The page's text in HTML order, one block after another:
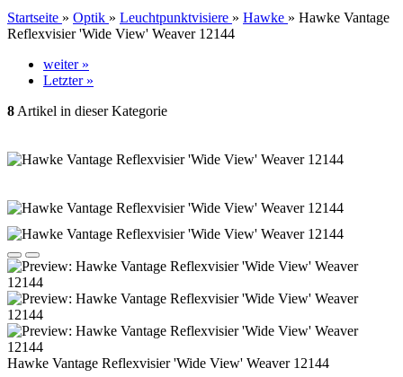
Startseite » Optik » Leuchtpunktvisiere » Hawke » Hawke Vantage
Reflexvisier 'Wide View' Weaver 12144
weiter »
Letzter »
8 Artikel in dieser Kategorie
Hawke Vantage Reflexvisier 'Wide View' Weaver 12144